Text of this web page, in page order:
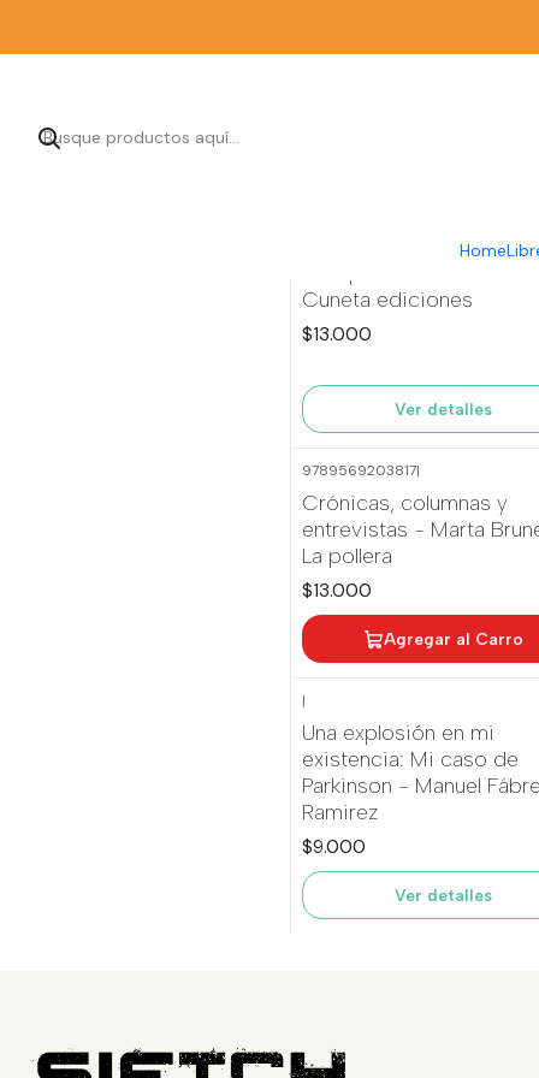
Home
Cuneta ediciones
$13.000
Ver detalles
9789569203817|
Crónicas, columnas y
entrevistas - Marta
La pollera
$13.000
Agregar al Carro
|
Una explosión en mi
existencia: Mi caso de
Parkinson - Manuel
Ramirez
$9.000
Ver detalles